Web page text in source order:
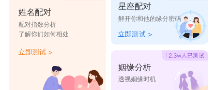
姓名配对
配对指数分析
了解你们如何相处
星座配对
解开你和他的缘分密码
姻缘分析
透视姻缘时机